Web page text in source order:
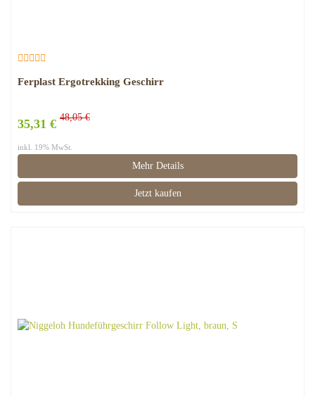
Ferplast Ergotrekking Geschirr
35,31 € 48,05 €
inkl. 19% MwSt.
Mehr Details
Jetzt kaufen